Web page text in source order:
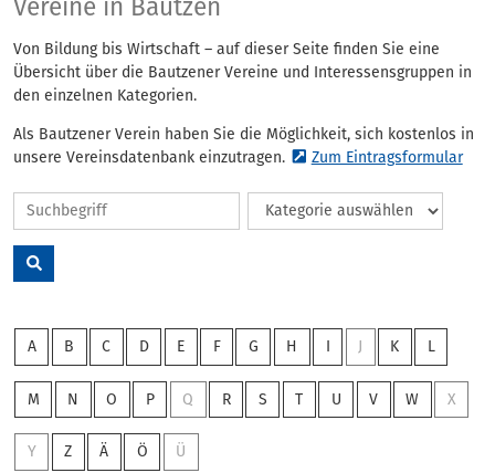
Vereine in Bautzen
Von Bildung bis Wirtschaft – auf dieser Seite finden Sie eine
Übersicht über die Bautzener Vereine und Interessensgruppen in
den einzelnen Kategorien.
Als Bautzener Verein haben Sie die Möglichkeit, sich kostenlos in
unsere Vereinsdatenbank einzutragen.
Zum Eintragsformular
A B C D E F G H I J K L
M N O P Q R S T U V W X
Y Z Ä Ö Ü